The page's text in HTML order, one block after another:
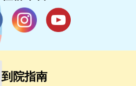
到院指南